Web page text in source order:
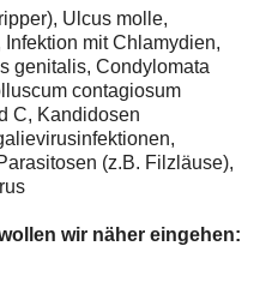
Ulcus molle,
mit Chlamydien,
genitalis, Condylomata
contagiosum
C, Kandidosen
(z.B. Filzläuse),
wir näher eingehen: